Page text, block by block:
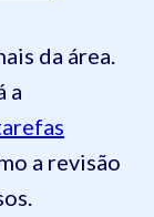
da área.
a
a revisão